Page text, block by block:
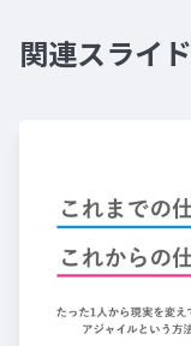
関連スライド